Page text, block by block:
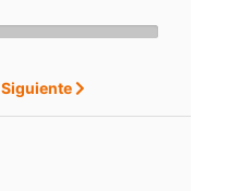
Siguiente